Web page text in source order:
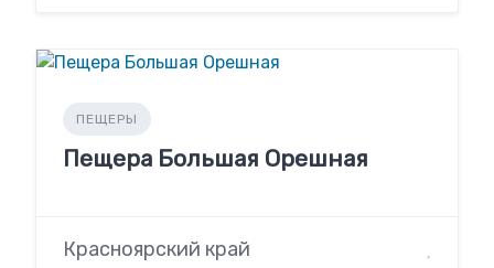
ПЕЩЕРЫ
Пещера Большая Орешная
Красноярский край